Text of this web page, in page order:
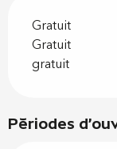
Gratuit
Gratuit
gratuit
Périodes